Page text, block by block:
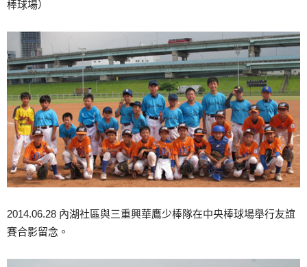
棒球場）
2014.06.28 內湖社區與三重興華鷹少棒隊在中央棒球場舉行友誼
賽合影留念。